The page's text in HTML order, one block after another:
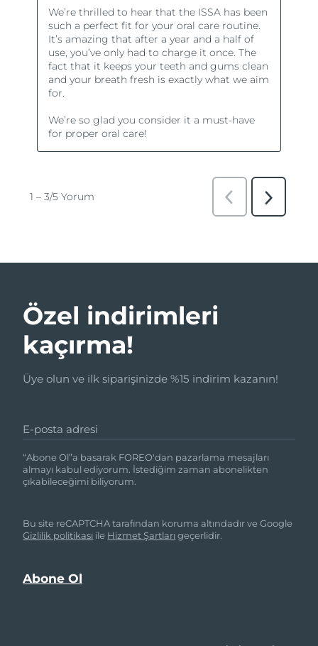
Özel indirimleri
kaçırma!
Üye olun ve ilk siparişinizde %15 indirim kazanın!
E-posta adresi
“Abone Ol”a basarak FOREO'dan pazarlama mesajları
almayı kabul ediyorum. İstediğim zaman abonelikten
çıkabileceğimi biliyorum.
Bu site reCAPTCHA tarafından koruma altındadır ve Google
Gizlilik politikası ile Hizmet Şartlarıgeçerlidir.